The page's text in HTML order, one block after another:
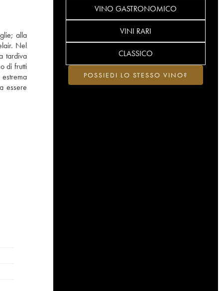
alla
Nel
tardiva
di frutti
essere
VINO GASTRONOMICO
VINI RARI
CLASSICO
POSSIEDI LO STESSO VINO?